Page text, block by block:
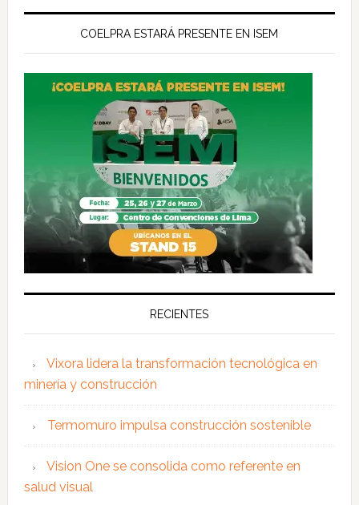
COELPRA ESTARÁ PRESENTE EN ISEM
RECIENTES
Vixora lidera la transformación tecnológica en
minería y construcción
Termomuro impulsa construcción sostenible
Vision One se consolida como referente en
salud visual